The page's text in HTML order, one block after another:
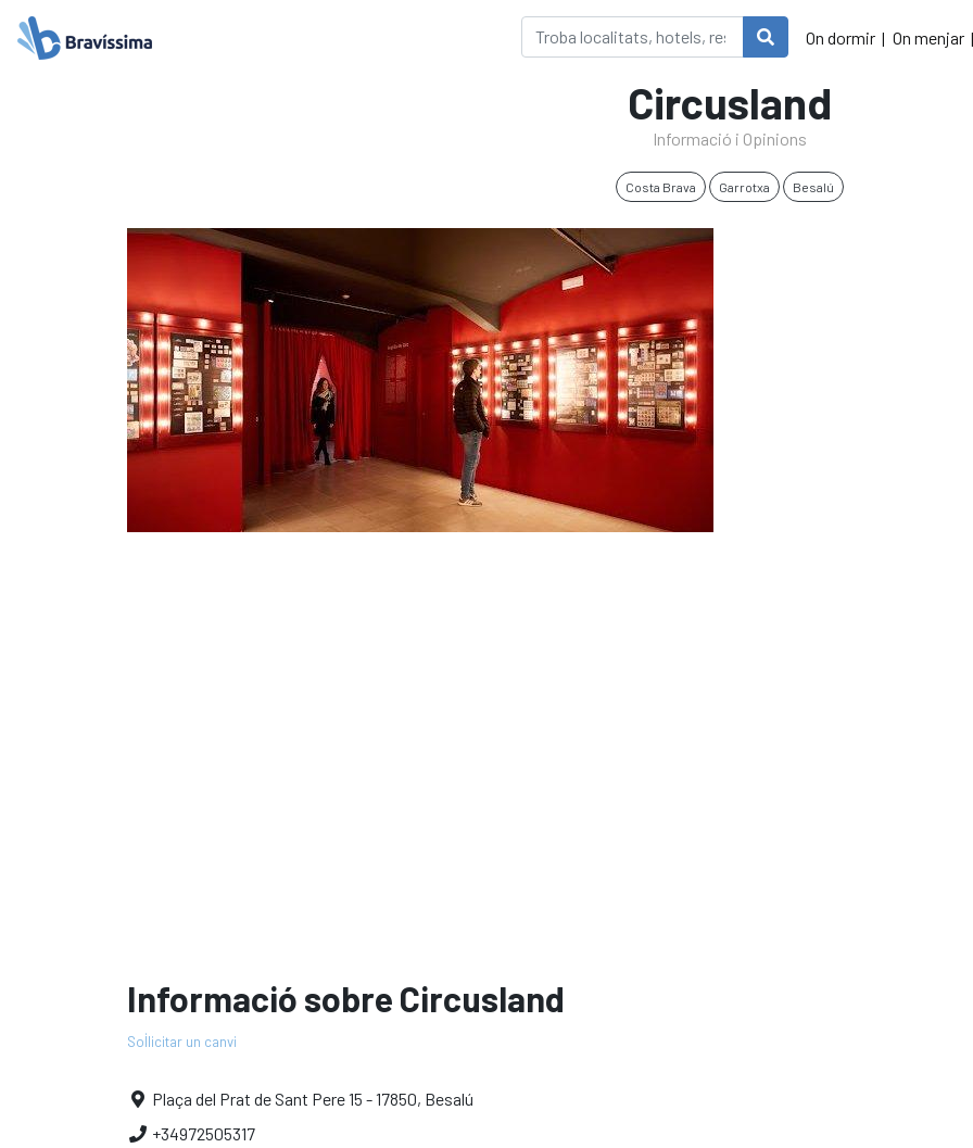
On dormir On menjar
Circusland
Informació i Opinions
Costa Brava Garrotxa Besalú
Informació sobre Circusland
Sol·licitar un canvi
Plaça del Prat de Sant Pere 15 - 17850, Besalú
+34972505317